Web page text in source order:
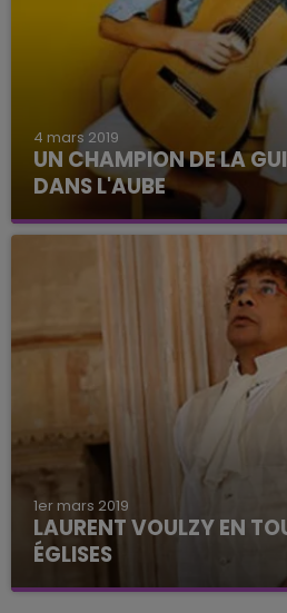
4 mars 2019
UN CHAMPION DE LA
DANS L'AUBE
Une belle programmation
Guitares du monde à Saint-
1er mars 2019
LAURENT VOULZY EN
ÉGLISES
Le chanteur se produira